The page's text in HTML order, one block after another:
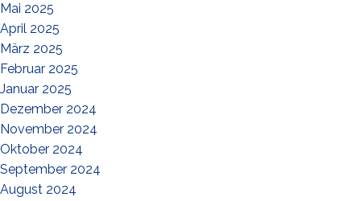
Mai 2025
April 2025
März 2025
Februar 2025
Januar 2025
Dezember 2024
November 2024
Oktober 2024
September 2024
August 2024